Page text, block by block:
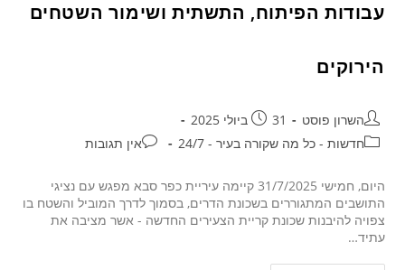
עבודות הפיתוח, התשתית ושימור השטחים
הירוקים
השרון פוסט
31 ביולי 2025
חדשות - כל מה שקורה בעיר - 24/7
אין תגובות
היום, חמישי 31/7/2025 קיימה עיריית כפר סבא מפגש עם נציגי
התושבים המתגוררים בשכונת הדרים, בסמוך לדרך המוביל והשטח בו
צפויה להיבנות שכונת קריית הצעירים החדשה - אשר מציבה את
עתיד…